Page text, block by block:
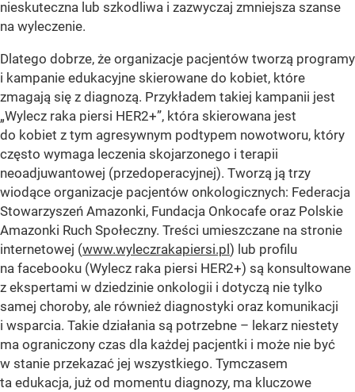
nieskuteczna lub szkodliwa i zazwyczaj zmniejsza szanse
na wyleczenie.
Dlatego dobrze, że organizacje pacjentów tworzą programy
i kampanie edukacyjne skierowane do kobiet, które
zmagają się z diagnozą. Przykładem takiej kampanii jest
„Wylecz raka piersi HER2+”, która skierowana jest
do kobiet z tym agresywnym podtypem nowotworu, który
często wymaga leczenia skojarzonego i terapii
neoadjuwantowej (przedoperacyjnej). Tworzą ją trzy
wiodące organizacje pacjentów onkologicznych: Federacja
Stowarzyszeń Amazonki, Fundacja Onkocafe oraz Polskie
Amazonki Ruch Społeczny. Treści umieszczane na stronie
internetowej (www.wyleczrakapiersi.pl) lub profilu
na facebooku (Wylecz raka piersi HER2+) są konsultowane
z ekspertami w dziedzinie onkologii i dotyczą nie tylko
samej choroby, ale również diagnostyki oraz komunikacji
i wsparcia. Takie działania są potrzebne – lekarz niestety
ma ograniczony czas dla każdej pacjentki i może nie być
w stanie przekazać jej wszystkiego. Tymczasem
ta edukacja, już od momentu diagnozy, ma kluczowe